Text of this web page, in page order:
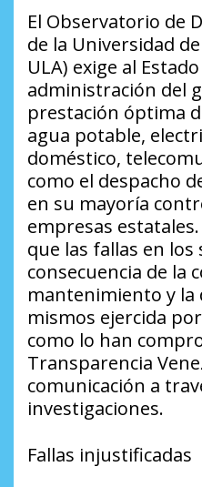
El Observatorio de
de la Universidad
ULA) exige al
administración del
prestación óptima
agua potable,
doméstico,
como el despacho
en su mayoría
empresas
que las fallas en los
consecuencia de la
mantenimiento y la
mismos ejercida
como lo han
Transparencia
comunicación a
investigaciones.
Fallas injustificadas